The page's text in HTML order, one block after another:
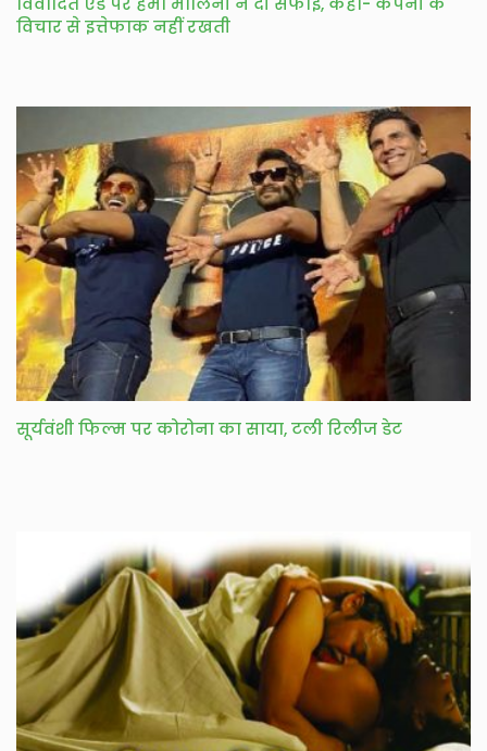
विचार से इत्तेफाक नहीं रखती
सूर्यवंशी फिल्म पर कोरोना का साया, टली रिलीज डेट